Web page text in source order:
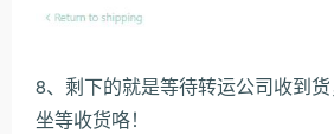
8、剩下的就是等待转运公司收到货
坐等收货咯！